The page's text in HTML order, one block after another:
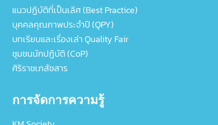
แนวปฏิบัติที่เป็นเลิศ (Best Practice)
บุคคลคุณภาพประจำปี (QPY)
บทเรียนและเรื่องเล่า Quality Fair
ชุมชนนักปฏิบัติ (CoP)
ศิริราชเภสัชสาร
การจัดการความรู้